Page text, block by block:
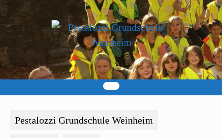
to
Pestalozzi Grundschule Weinheim